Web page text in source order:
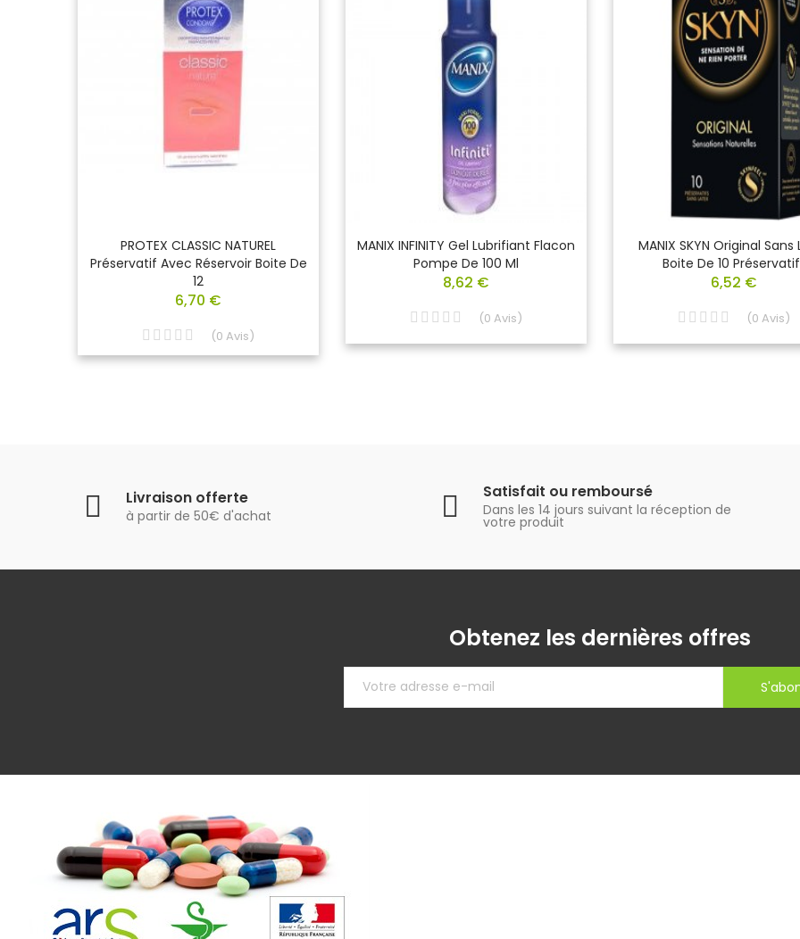
PROTEX CLASSIC NATUREL
Préservatif Avec Réservoir Boite De
12
6,70 €
(0 Avis)
MANIX INFINITY Gel Lubrifiant Flacon
Pompe De 100 Ml
8,62 €
(0 Avis)
MANIX SKYN Original Sans
Boite De 10
6,52 €
(0 Avis)
Livraison offerte
à partir de 50€ d'achat
Satisfait ou remboursé
Dans les 14 jours suivant la réception de
votre produit
Obtenez les dernières offres